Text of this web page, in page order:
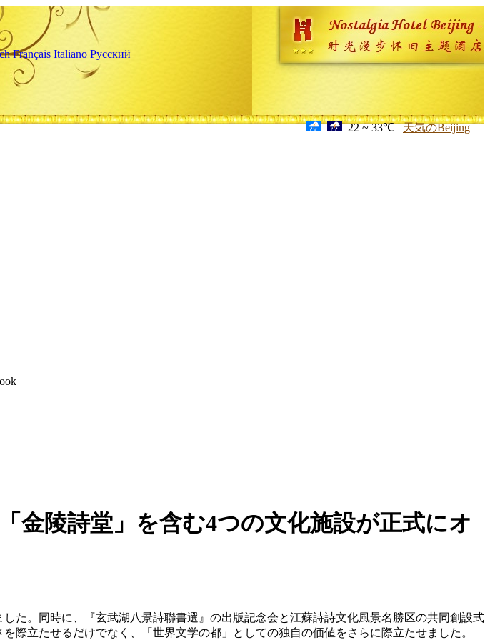
Français Italiano Русский
22 ~ 33℃ 天気のBeijing
金陵詩堂」を含む4つの文化施設が正式にオ
た。同時に、『玄武湖八景詩聯書選』の出版記念会と江蘇詩詩文化風景名勝区の共同創設式
立たせるだけでなく、「世界文学の都」としての独自の価値をさらに際立たせました。